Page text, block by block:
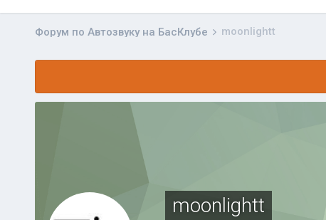
Форум по Автозвуку на БасКлубе moonlightt
moonlightt